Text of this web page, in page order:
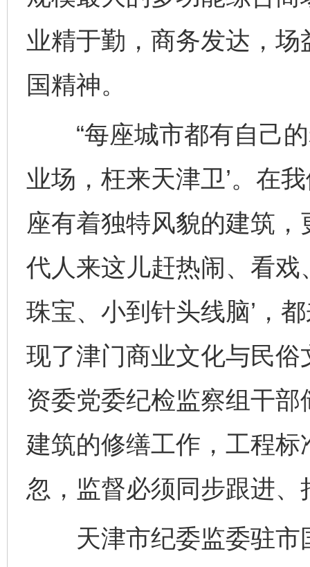
业精于勤，商务发达，
国精神。
“每座城市都有自己的
业场，枉来天津卫’。在
座有着独特风貌的建筑
代人来这儿赶热闹、看戏
珠宝、小到针头线脑’，
现了津门商业文化与民俗
资委党委纪检监察组干
建筑的修缮工作，工程
忽，监督必须同步跟进、
天津市纪委监委驻市